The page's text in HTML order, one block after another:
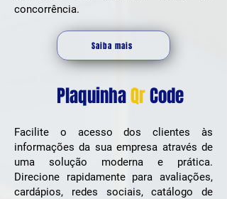
concorrência.
Saiba mais
PlaquinhaQrCode
Facilite o acesso dos clientes às
informações da sua empresa através de
uma solução moderna e prática.
Direcione rapidamente para avaliações,
cardápios, redes sociais, catálogo de